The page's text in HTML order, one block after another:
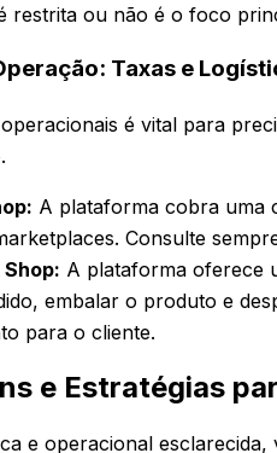
restrita ou não é o foco
Taxas e
é vital para
A plataforma cobra uma
Consulte
A plataforma oferece
embalar o produto e
para o cliente.
e Estratégias
e operacional